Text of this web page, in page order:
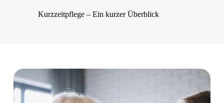
Kurzzeitpflege – Ein kurzer Überblick